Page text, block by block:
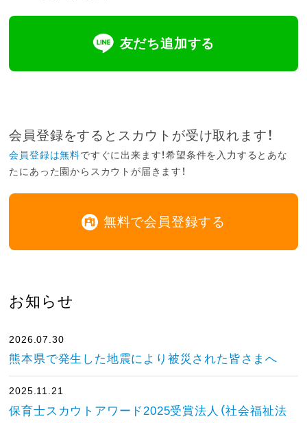
友だち追加する
会員登録をするとスカウトが受け取れます！
会員登録は無料ですぐに出来ます！希望条件を入力するとあな
たにあった園からスカウトが届きます！
無料で会員登録する
お知らせ
2026.07.30
熊本県で発生した地震により被災された皆さまへ
2025.11.21
保育士スカウトアワード2025受賞法人（社会福祉法